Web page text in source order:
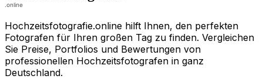
Hochzeitsfotografie.online hilft Ihnen, den perfekten
Fotografen für Ihren großen Tag zu finden. Vergleichen
Sie Preise, Portfolios und Bewertungen von
professionellen Hochzeitsfotografen in ganz
Deutschland.